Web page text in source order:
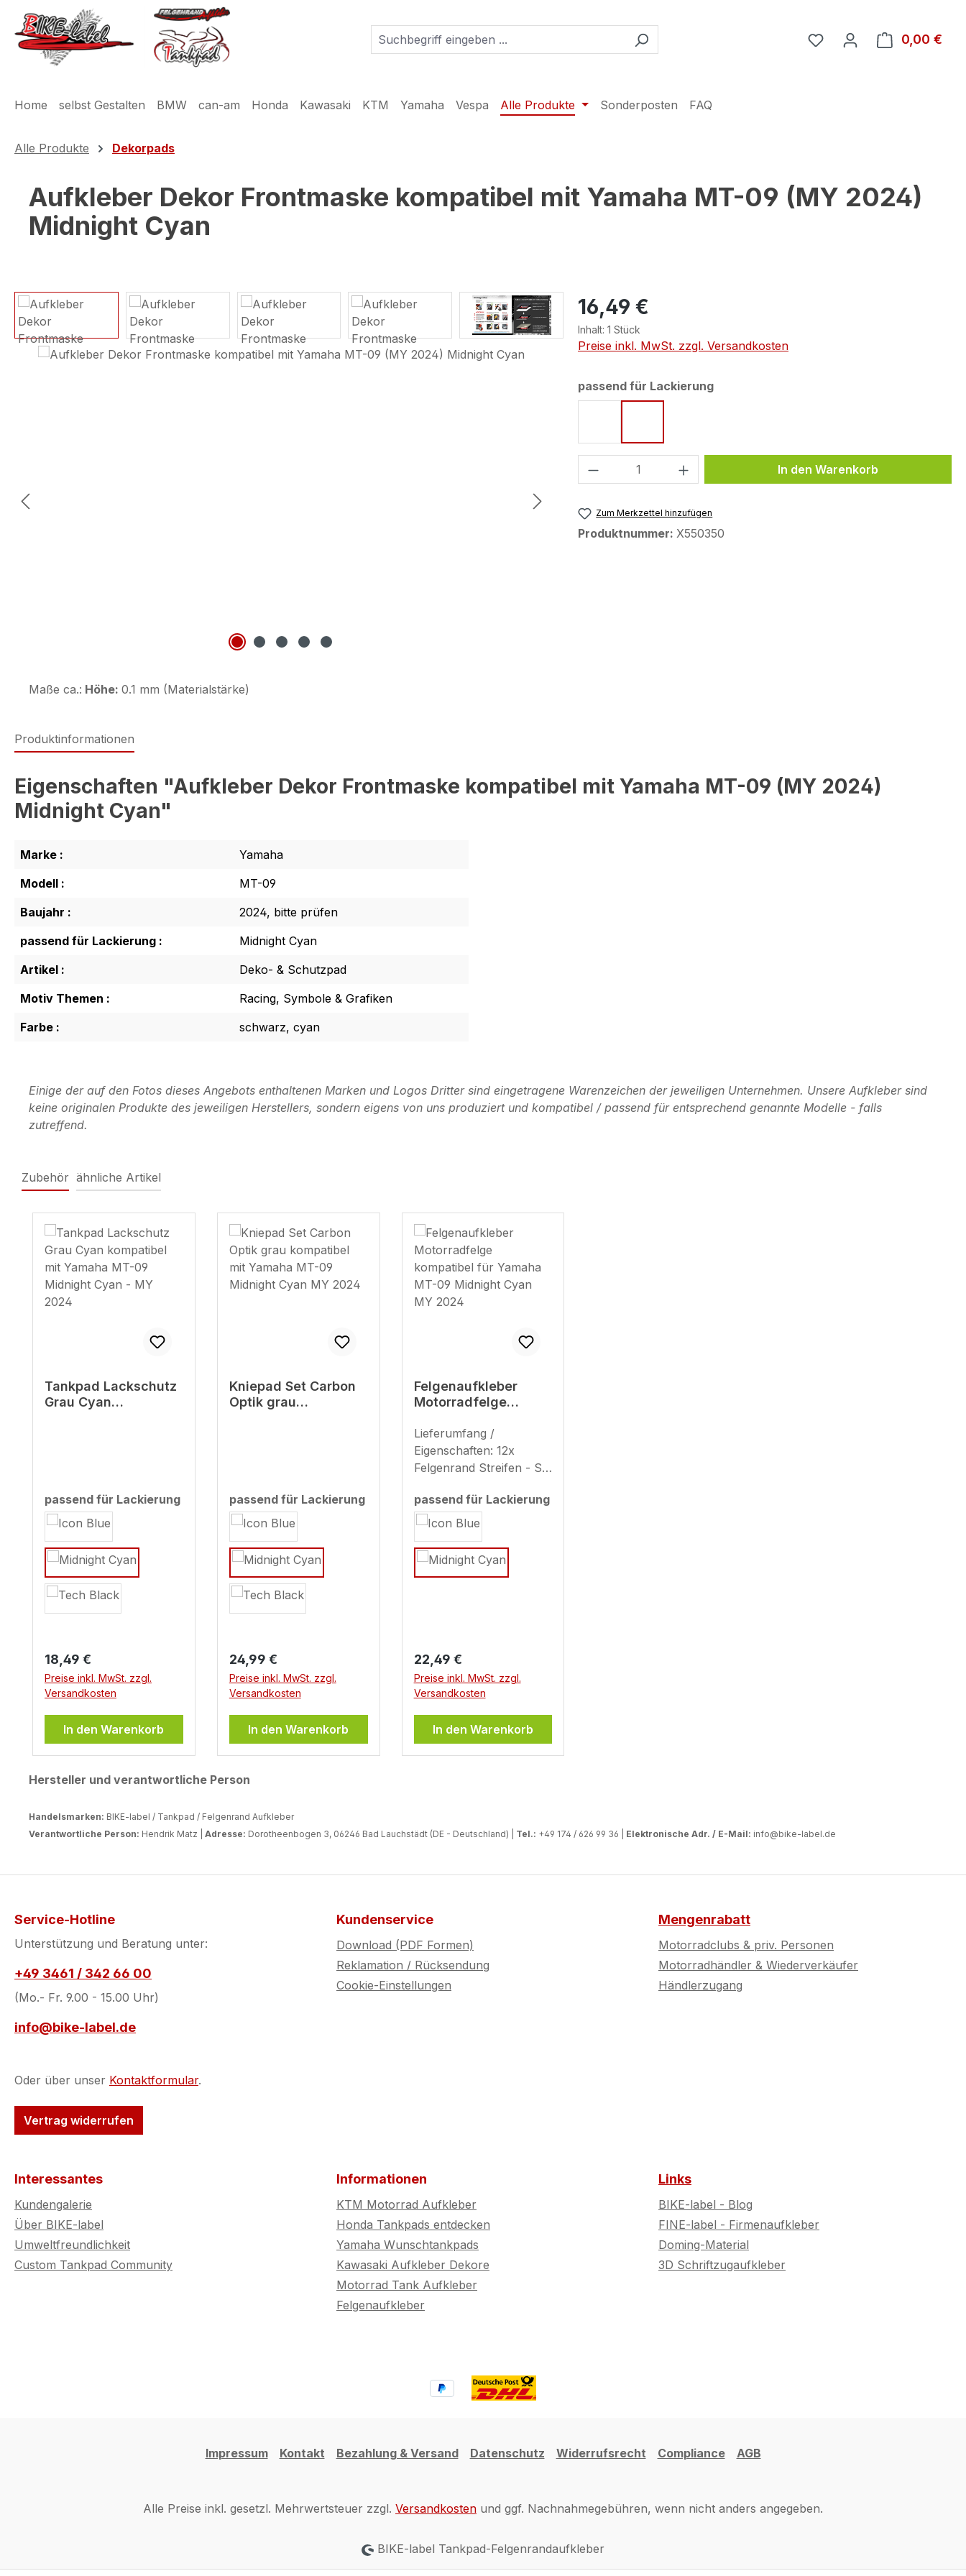
Hauptinhalt springen
Zur Suche springen
Zur Hauptnavigation springen
Du hast 0 Produkte auf
0,00 €
Home selbst Gestalten BMW can-am Honda Kawasaki KTM Yamaha Vespa Alle Produkte Sonderposten FAQ
Alle Produkte Dekorpads
Aufkleber Dekor Frontmaske kompatibel mit Yamaha MT-09 (MY 2024)
Midnight Cyan
Bildergalerie überspringen 16,49 €
Inhalt: 1 Stück
Preise inkl. MwSt. zzgl. Versandkosten
passend für Lackierungauswählen
Produkt Anzahl: Gib den gewünschten Wert
In den Warenkorb
Zum Merkzettel hinzufügen
Produktnummer: X550350
Maße ca.: Höhe: 0.1 mm (Materialstärke)
Produktinformationen
Eigenschaften "Aufkleber Dekor Frontmaske kompatibel mit Yamaha MT-09 (MY 2024)
Midnight Cyan"
Marke :
Yamaha
Modell :
MT-09
Baujahr :
2024, bitte prüfen
passend für Lackierung :
Midnight Cyan
Artikel :
Deko- & Schutzpad
Motiv Themen :
Racing, Symbole & Grafiken
Farbe :
schwarz, cyan
Einige der auf den Fotos dieses Angebots enthaltenen Marken und Logos Dritter sind eingetragene Warenzeichen der jeweiligen Unternehmen. Unsere Aufkleber sind
keine originalen Produkte des jeweiligen Herstellers, sondern eigens von uns produziert und kompatibel / passend für entsprechend genannte Modelle - falls
zutreffend.
Zubehör ähnliche Artikel
Tankpad Lackschutz
Grau Cyan
passend für Lackierung
auswählen
Regulärer Preis:
18,49 €
Preise inkl. MwSt. zzgl.
Versandkosten
In den Warenkorb
Kniepad Set Carbon
Optik grau
passend für Lackierung
auswählen
Regulärer Preis:
24,99 €
Preise inkl. MwSt. zzgl.
Versandkosten
In den Warenkorb
Felgenaufkleber
Motorradfelge
Yamaha MT-09
Midnight Cyan MY
2024
Lieferumfang /
Eigenschaften: 12x
Felgenrand Streifen - Set
Motorradfelgen (plus 4x
Ersatzstreifen) geeignet
- ca. 9 mm)
passend für Lackierung
auswählen
Regulärer Preis:
22,49 €
Preise inkl. MwSt. zzgl.
Versandkosten
In den Warenkorb
Hersteller und verantwortliche Person
Handelsmarken: BIKE-label / Tankpad / Felgenrand Aufkleber
Verantwortliche Person: Hendrik Matz | Adresse: Dorotheenbogen 3, 06246 Bad Lauchstädt (DE - Deutschland) | Tel.: +49 174 / 626 99 36 | Elektronische Adr. / E-Mail: info@bike-label.de
Service-Hotline
Unterstützung und Beratung unter:
+49 3461 / 342 66 00
(Mo.- Fr. 9.00 - 15.00 Uhr)
info@bike-label.de
Oder über unser Kontaktformular.
Vertrag widerrufen
Kundenservice
Download (PDF Formen)
Reklamation / Rücksendung
Cookie-Einstellungen
Mengenrabatt
Motorradclubs & priv. Personen
Motorradhändler & Wiederverkäufer
Händlerzugang
Interessantes
Kundengalerie
Über BIKE-label
Umweltfreundlichkeit
Custom Tankpad Community
Informationen
KTM Motorrad Aufkleber
Honda Tankpads entdecken
Yamaha Wunschtankpads
Kawasaki Aufkleber Dekore
Motorrad Tank Aufkleber
Felgenaufkleber
Links
BIKE-label - Blog
FINE-label - Firmenaufkleber
Doming-Material
3D Schriftzugaufkleber
Impressum Kontakt Bezahlung & Versand Datenschutz Widerrufsrecht Compliance AGB
Alle Preise inkl. gesetzl. Mehrwertsteuer zzgl. Versandkosten und ggf. Nachnahmegebühren, wenn nicht anders angegeben.
BIKE-label Tankpad-Felgenrandaufkleber